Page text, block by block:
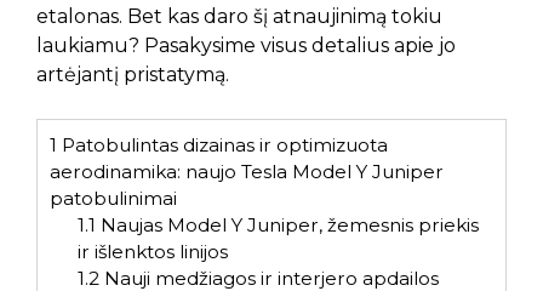
etalonas. Bet kas daro šį atnaujinimą tokiu
laukiamu? Pasakysime visus detalius apie jo
artėjantį pristatymą.
1 Patobulintas dizainas ir optimizuota
aerodinamika: naujo Tesla Model Y Juniper
patobulinimai
1.1 Naujas Model Y Juniper, žemesnis priekis
ir išlenktos linijos
1.2Nauji medžiagos ir interjero apdailos